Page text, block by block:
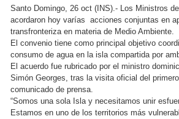
Santo Domingo, 26 oct (INS).- Los Ministros
acordaron hoy varías acciones conjuntas en
transfronteriza en materia de Medio Ambiente.
El convenio tiene como principal objetivo
consumo de agua en la isla compartida por
El acuerdo fue rubricado por el ministro
Simón Georges, tras la visita oficial del
comunicado de prensa.
“Somos una sola Isla y necesitamos unir
Estamos en uno de los territorios más